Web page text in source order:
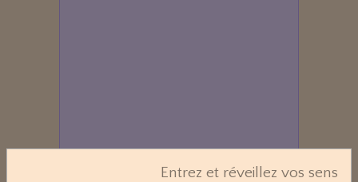
Entrez et réveillez vos sens